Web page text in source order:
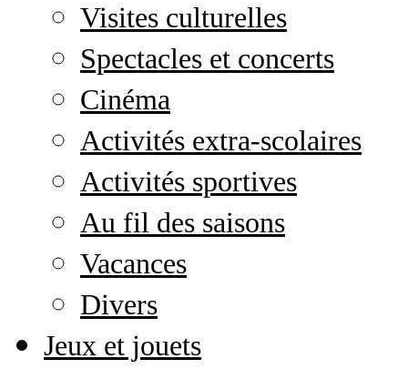
Visites culturelles
Spectacles et concerts
Cinéma
Activités extra-scolaires
Activités sportives
Au fil des saisons
Vacances
Divers
Jeux et jouets